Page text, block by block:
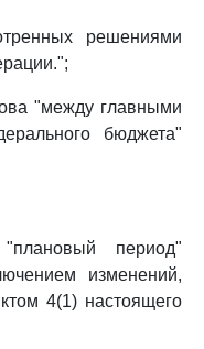
решениями
"между главными
бюджета"
период"
изменений,
4(1) настоящего